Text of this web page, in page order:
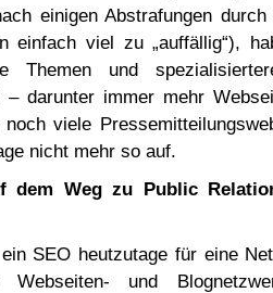
einigen Abstrafungen durch
einfach viel zu „auffällig“),
Themen und
– darunter immer mehr
viele
nicht mehr so auf.
dem Weg zu Public
SEO heutzutage für eine
Webseiten- und